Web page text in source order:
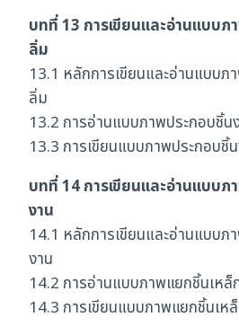
บทที่ 13 การเขียนและอ่านแบบภ
ลิ่ม
13.1 หลักการเขียนและอ่านแบบภ
ลิ่ม
13.2 การอ่านแบบภาพประกอบชิ้น
13.3 การเขียนแบบภาพประกอบชิ้
บทที่ 14 การเขียนและอ่านแบบ
งาน
14.1 หลักการเขียนและอ่านแบบภ
งาน
14.2 การอ่านแบบภาพแยกชิ้นเหล็
14.3 การเขียนแบบภาพแยกชิ้นเห